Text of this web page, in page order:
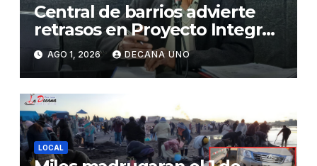
Central de barrios advierte
retrasos en Proyecto Integral
de Agua y Alcantarillado para
Juliaca
AGO 1, 2026 DECANA UNO
LOCAL